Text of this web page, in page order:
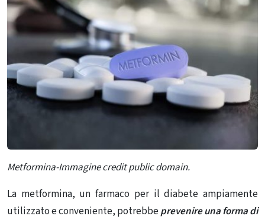
Metformina-Immagine credit public domain.
La metformina, un farmaco per il diabete ampiamente
utilizzato e conveniente, potrebbeprevenire una forma di